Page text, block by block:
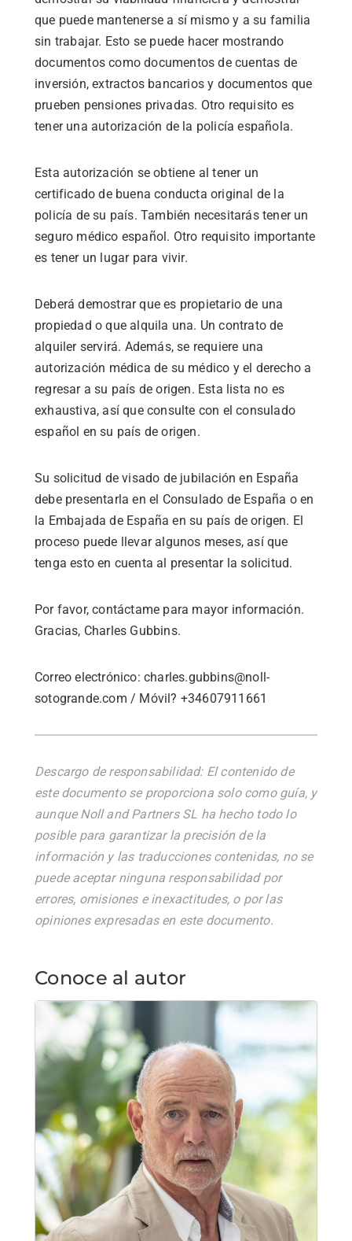
que puede mantenerse a sí mismo y a su familia
sin trabajar. Esto se puede hacer mostrando
documentos como documentos de cuentas de
inversión, extractos bancarios y documentos que
prueben pensiones privadas. Otro requisito es
tener una autorización de la policía española.
Esta autorización se obtiene al tener un
certificado de buena conducta original de la
policía de su país. También necesitarás tener un
seguro médico español. Otro requisito importante
es tener un lugar para vivir.
Deberá demostrar que es propietario de una
propiedad o que alquila una. Un contrato de
alquiler servirá. Además, se requiere una
autorización médica de su médico y el derecho a
regresar a su país de origen. Esta lista no es
exhaustiva, así que consulte con el consulado
español en su país de origen.
Su solicitud de visado de jubilación en España
debe presentarla en el Consulado de España o en
la Embajada de España en su país de origen. El
proceso puede llevar algunos meses, así que
tenga esto en cuenta al presentar la solicitud.
Por favor, contáctame para mayor información.
Gracias, Charles Gubbins.
Correo electrónico: charles.gubbins@noll-
sotogrande.com / Móvil? +34607911661
Descargo de responsabilidad: El contenido de
este documento se proporciona solo como guía, y
aunque Noll and Partners SL ha hecho todo lo
posible para garantizar la precisión de la
información y las traducciones contenidas, no se
puede aceptar ninguna responsabilidad por
errores, omisiones e inexactitudes, o por las
opiniones expresadas en este documento.
Conoce al autor